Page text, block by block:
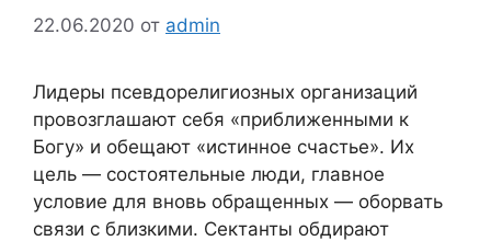
22.06.2020 от admin
Лидеры псевдорелигиозных организаций
провозглашают себя «приближенными к
Богу» и обещают «истинное счастье». Их
цель — состоятельные люди, главное
условие для вновь обращенных — оборвать
связи с близкими. Сектанты обдирают